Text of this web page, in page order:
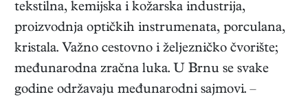
tekstilna, kemijska i kožarska industrija,
proizvodnja optičkih instrumenata, porculana,
kristala. Važno cestovno i željezničko čvorište;
međunarodna zračna luka. U Brnu se svake
godine održavaju međunarodni sajmovi. –